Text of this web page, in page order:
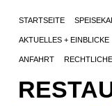
STARTSEITE
AKTUELLES + EINBLICKE
ANFAHRT